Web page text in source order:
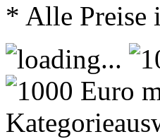
* Alle Preise